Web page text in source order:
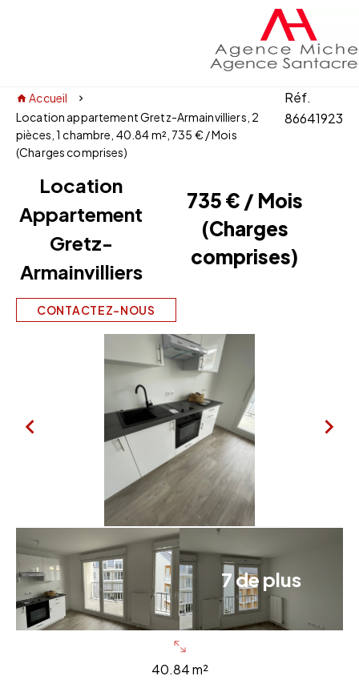
Accueil
Location appartement Gretz-Armainvilliers, 2
pièces, 1 chambre, 40.84 m², 735 € / Mois
(Charges comprises)
Réf.
86641923
CONTACTEZ-NOUS
Location
Appartement
Gretz-
Armainvilliers
735 € / Mois
(Charges
comprises)
7 de plus
40.84 m²